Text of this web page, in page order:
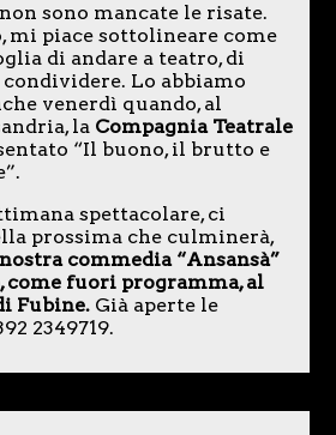
sono mancate le risate.
mi piace sottolineare come
di andare a teatro, di
condividere. Lo abbiamo
venerdì quando, al
laCompagnia Teatrale
“Il buono, il brutto e
spettacolare, ci
prossima che culminerà,
commedia “Ansansà”
come fuori programma, al
Fubine.Già aperte le
2349719.